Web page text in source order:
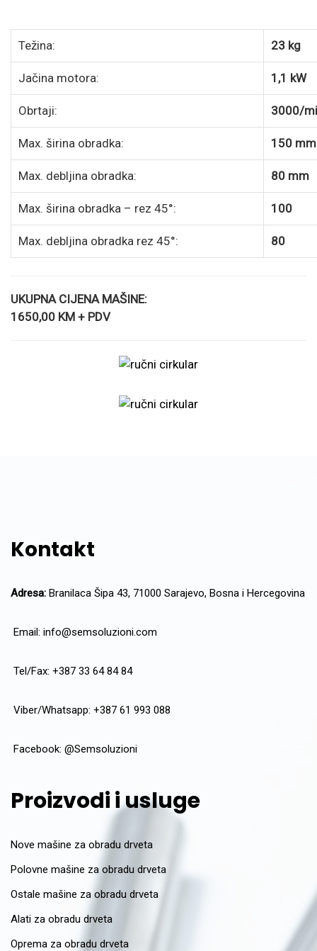
Težina: 23 kg
Jačina motora: 1,1 kW
Obrtaji: 3000/
Max. širina obradka: 150 mm
Max. debljina obradka: 80 mm
Max. širina obradka – rez 45°: 100
Max. debljina obradka rez 45°: 80
UKUPNA CIJENA MAŠINE:
1650,00 KM + PDV
Kontakt
Adresa: Branilaca Šipa 43, 71000 Sarajevo, Bosna i Hercegovina
Email: info@semsoluzioni.com
Tel/Fax: +387 33 64 84 84
Viber/Whatsapp: +387 61 993 088
Facebook: @Semsoluzioni
Proizvodi i usluge
Nove mašine za obradu drveta
Polovne mašine za obradu drveta
Ostale mašine za obradu drveta
Alati za obradu drveta
Oprema za obradu drveta